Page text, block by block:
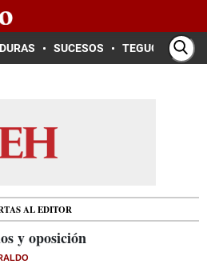
SUCESOS TEGUCIGALPA
AL EDITOR
y oposición